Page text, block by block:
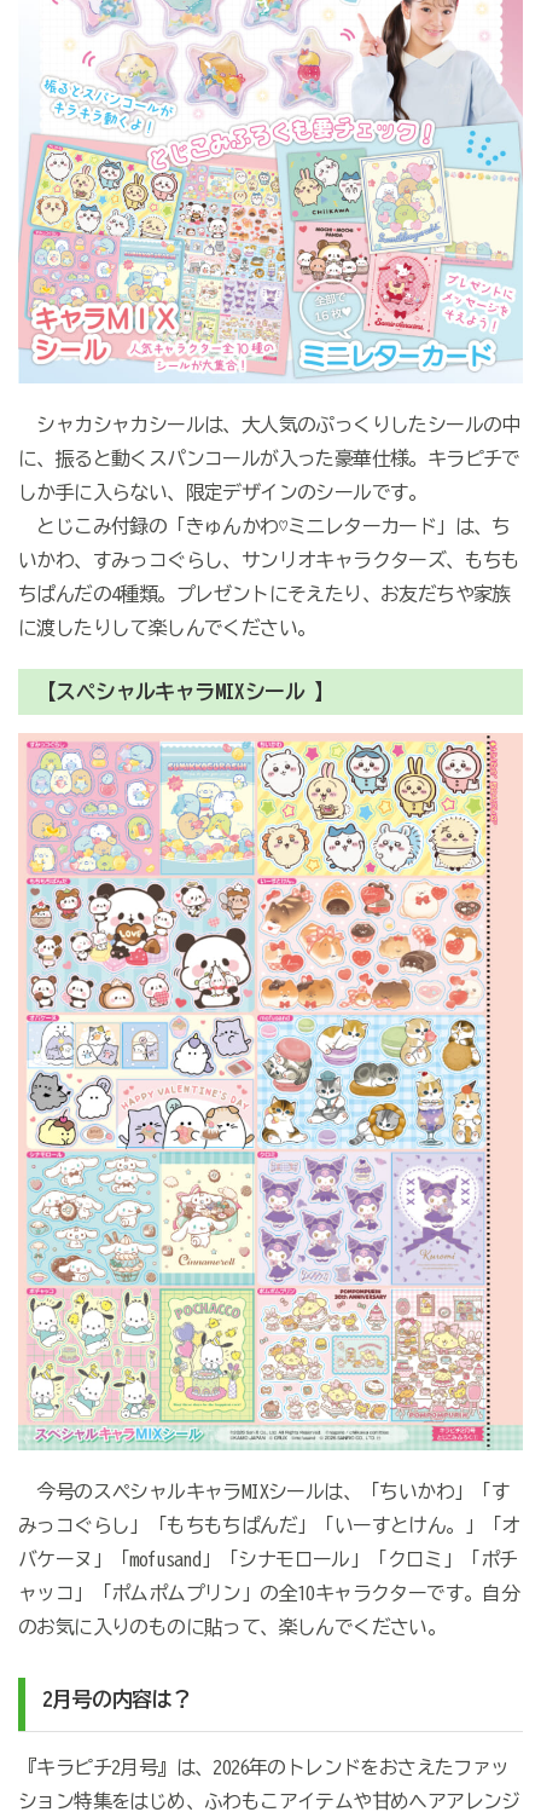
シャカシャカシールは、大人気のぷっくりしたシールの中
に、振ると動くスパンコールが入った豪華仕様。キラピチで
しか手に入らない、限定デザインのシールです。
とじこみ付録の「きゅんかわ♡ミニレターカード」は、ち
いかわ、すみっコぐらし、サンリオキャラクターズ、もちも
ちぱんだの4種類。プレゼントにそえたり、お友だちや家族
に渡したりして楽しんでください。
【スペシャルキャラMIXシール 】
今号のスペシャルキャラMIXシールは、「ちいかわ」「す
みっコぐらし」「もちもちぱんだ」「いーすとけん。」「オ
バケーヌ」「mofusand」「シナモロール」「クロミ」「ポチ
ャッコ」「ポムポムプリン」の全10キャラクターです。自分
のお気に入りのものに貼って、楽しんでください。
2月号の内容は？
『キラピチ2月号』は、2026年のトレンドをおさえたファッ
ション特集をはじめ、ふわもこアイテムや甘めヘアアレンジ